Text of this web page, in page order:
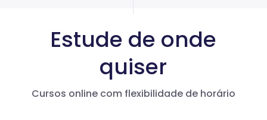
Estude de onde
quiser
Cursos online com flexibilidade de horário